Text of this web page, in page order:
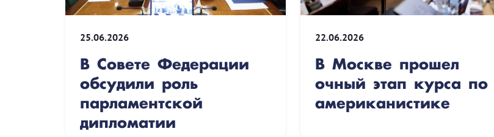
25.06.2026
В Совете Федерации
обсудили роль
парламентской
дипломатии
22.06.2026
В Москве прошел
очный этап курса по
американистике